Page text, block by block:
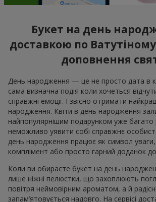
Букет на день
доставкою по
доповнення
День народження — це не просто дата в
сама визначна подія коли хочеться
справжні емоції. І звісно отримати
народження. Квіти в день народження
найпопулярнішим подарунком уже багато
неможливо уявити собі справжнє
день народження працює як символ
комплімент або просто гарний доданок
Коли ви обираєте букет на день
лише ніжні пелюстки, що захоплюють
повітря неймовірним ароматом, а й
запам’ятовується надовго. На сервісі